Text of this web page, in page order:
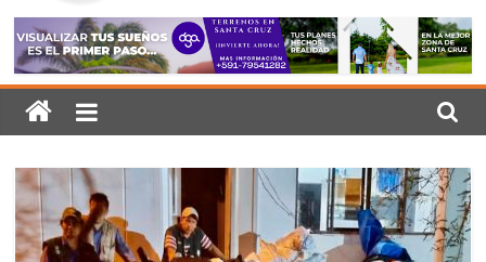
Bolivia
Energía
Libre
Luz
para
todos